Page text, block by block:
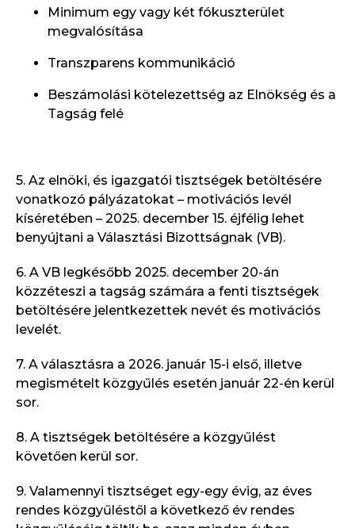
Minimum egy vagy két fókuszterület
megvalósítása
Transzparens kommunikáció
Beszámolási kötelezettség az Elnökség és a
Tagság felé
5. Az elnöki, és igazgatói tisztségek betöltésére
vonatkozó pályázatokat – motivációs levél
kíséretében – 2025. december 15. éjfélig lehet
benyújtani a Választási Bizottságnak (VB).
6. A VB legkésőbb 2025. december 20-án
közzéteszi a tagság számára a fenti tisztségek
betöltésére jelentkezettek nevét és motivációs
levelét.
7. A választásra a 2026. január 15-i első, illetve
megismételt közgyűlés esetén január 22-én kerül
sor.
8. A tisztségek betöltésére a közgyűlést
követően kerül sor.
9. Valamennyi tisztséget egy-egy évig, az éves
rendes közgyűléstől a következő év rendes